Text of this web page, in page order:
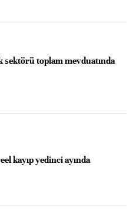
sektörü toplam mevduatında
kayıp yedinci ayında